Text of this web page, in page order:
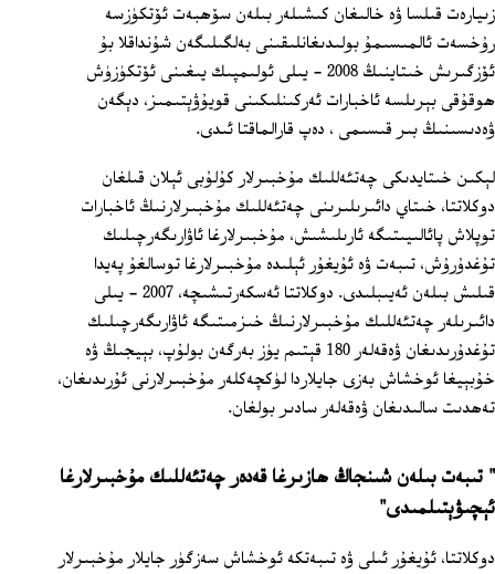
زىيارەت قىلسا ۋە خالىغان كىشىلەر بىلەن سۆھبەت ئۆتكۈزسە
رۇخسەت ئالمىسىمۇ بولىدىغانلىقىنى بەلگىلىگەن شۇنداقلا بۇ
ئۆزگىرىش خىتاينىڭ 2008 - يىلى ئولىمپىك يىغىنى ئۆتكۈزۈش
ھوقۇقى بېرىلسە ئاخبارات ئەركىنلىكىنى قويۇۋېتىمىز، دېگەن
ۋەدىسىنىڭ بىر قىسىمى ، دەپ قارالماقتا ئىدى.
لېكىن خىتايدىكى چەتئەللىك مۇخبىرلار كۇلۇبى ئېلان قىلغان
دوكلاتتا، خىتاي دائىرىلىرىنى چەتئەللىك مۇخبىرلارنىڭ ئاخبارات
توپلاش پائالىيىتىگە ئارىلىشىش، مۇخبىرلارغا ئاۋارىگەرچىلىك
تۇغدۇرۇش، تىبەت ۋە ئۇيغۇر ئېلىدە مۇخبىرلارغا توسالغۇ پەيدا
قىلىش بىلەن ئەيىبلىدى. دوكلاتتا ئەسكەرتىشىچە، 2007 - يىلى
دائىرىلەر چەتئەللىك مۇخبىرلارنىڭ خىزمىتىگە ئاۋارىگەرچىلىك
تۇغدۇرىدىغان ۋەقەلەر 180 قېتىم يۈز بەرگەن بولۇپ، بېيجىڭ ۋە
خۇبېيغا ئوخشاش بەزى جايلاردا لۈكچەكلەر مۇخبىرلارنى ئۇرىدىغان،
تەھدىت سالىدىغان ۋەقەلەر سادىر بولغان.
" تىبەت بىلەن شىنجاڭ ھازىرغا قەدەر چەتئەللىك مۇخبىرلارغا
ئېچىۋېتىلمىدى"
دوكلاتتا، ئۇيغۇر ئىلى ۋە تىبەتكە ئوخشاش سەزگۈر جايلار مۇخبىرلار